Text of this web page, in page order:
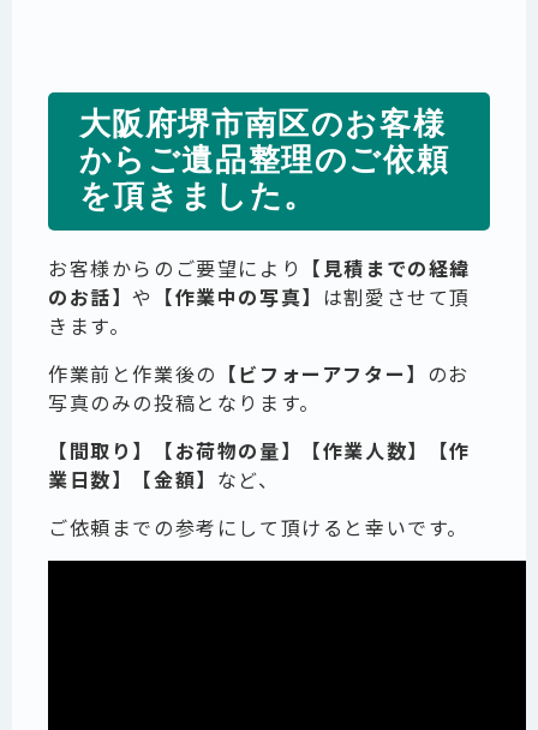
大阪府堺市南区のお客様
からご遺品整理のご依頼
を頂きました。
お客様からのご要望により 【見積までの経緯
のお話】や 【作業中の写真】 は割愛させて頂
きます。
作業前と作業後の 【ビフォーアフター】 のお
写真のみの投稿となります。
【間取り】【お荷物の量】【作業人数】【作
業日数】【金額】 など、
ご依頼までの参考にして頂けると幸いです。